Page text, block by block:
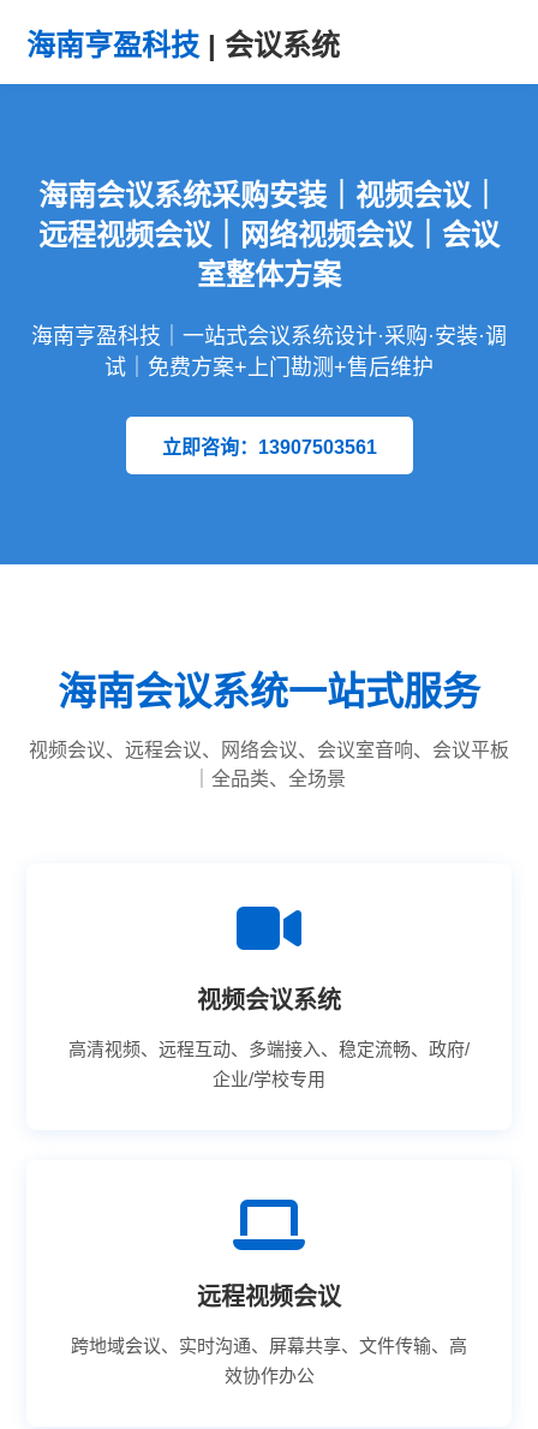
海南亨盈科技 | 会议系统
海南会议系统采购安装｜视频会议｜
远程视频会议｜网络视频会议｜会议
室整体方案
海南亨盈科技｜一站式会议系统设计·采购·安装·调
试｜免费方案+上门勘测+售后维护
立即咨询：13907503561
海南会议系统一站式服务
视频会议、远程会议、网络会议、会议室音响、会议平板
｜全品类、全场景
视频会议系统
高清视频、远程互动、多端接入、稳定流畅、政府/
企业/学校专用
远程视频会议
跨地域会议、实时沟通、屏幕共享、文件传输、高
效协作办公